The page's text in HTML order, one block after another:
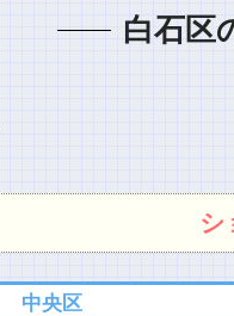
白石区
シ
中央区